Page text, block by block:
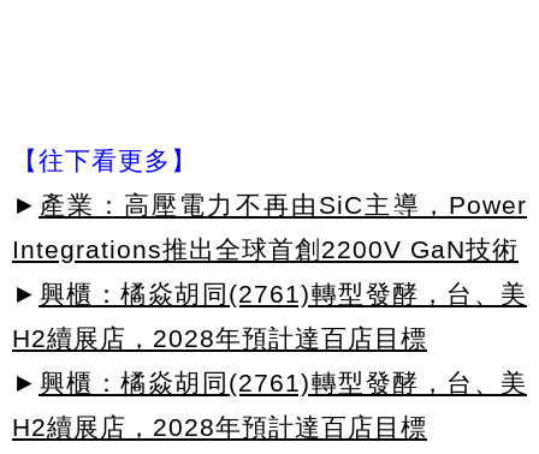
【往下看更多】
► 產業：高壓電力不再由SiC主導，Power
Integrations推出全球首創2200V GaN技術
► 興櫃：橘焱胡同(2761)轉型發酵，台、美
H2續展店，2028年預計達百店目標
► 興櫃：橘焱胡同(2761)轉型發酵，台、美
H2續展店，2028年預計達百店目標